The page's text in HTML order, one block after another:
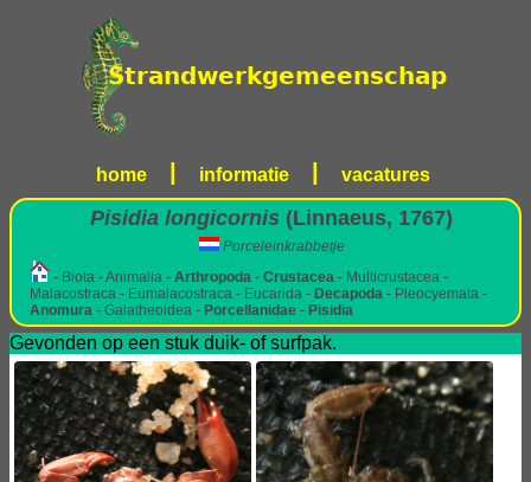
home informatie vacatures
Pisidia longicornis (Linnaeus, 1767)
Porceleinkrabbetje
- Biota - Animalia - Arthropoda - Crustacea - Multicrustacea -
Malacostraca - Eumalacostraca - Eucarida - Decapoda - Pleocyemata -
Anomura - Galatheoidea - Porcellanidae - Pisidia
Gevonden op een stuk duik- of surfpak.